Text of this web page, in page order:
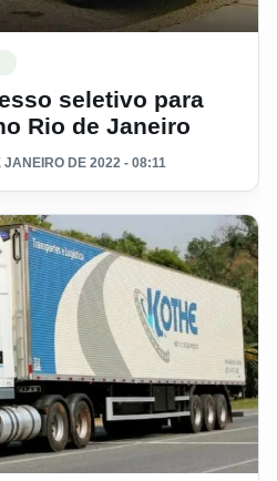
seletivo para
Rio de Janeiro
JANEIRO DE 2022 - 08:11